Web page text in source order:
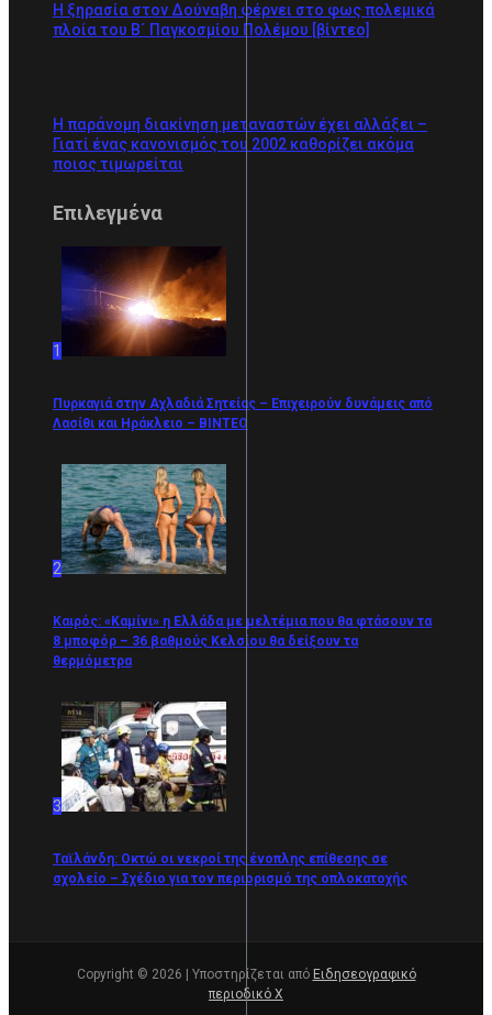
Η ξηρασία στον Δούναβη φέρνει στο φως πολεμικά
πλοία του Β´ Παγκοσμίου Πολέμου [βίντεο]
Η παράνομη διακίνηση μεταναστών έχει αλλάξει –
Γιατί ένας κανονισμός του 2002 καθορίζει ακόμα
ποιος τιμωρείται
Επιλεγμένα
1
Πυρκαγιά στην Αχλαδιά Σητείας – Επιχειρούν δυνάμεις από
Λασίθι και Ηράκλειο – ΒΙΝΤΕΟ
2
Καιρός: «Καμίνι» η Ελλάδα με μελτέμια που θα φτάσουν τα
8 μποφόρ – 36 βαθμούς Κελσίου θα δείξουν τα
θερμόμετρα
3
Ταϊλάνδη: Οκτώ οι νεκροί της ένοπλης επίθεσης σε
σχολείο – Σχέδιο για τον περιορισμό της οπλοκατοχής
Copyright © 2026 | Υποστηρίζεται από Ειδησεογραφικό
περιοδικό Χ